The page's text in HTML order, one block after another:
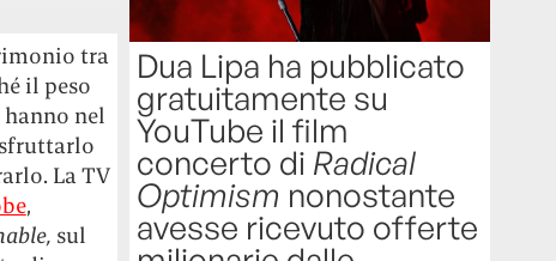
tra
il peso
nel
La TV
,
sul
Dua Lipa ha pubblicato
gratuitamente su
YouTube il film
concerto di Radical
Optimism nonostante
avesse ricevuto offerte